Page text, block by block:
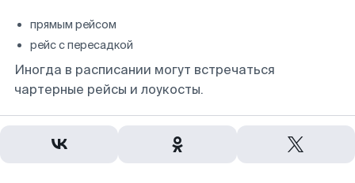
прямым рейсом
рейс с пересадкой
Иногда в расписании могут встречаться
чартерные рейсы и лоукосты.